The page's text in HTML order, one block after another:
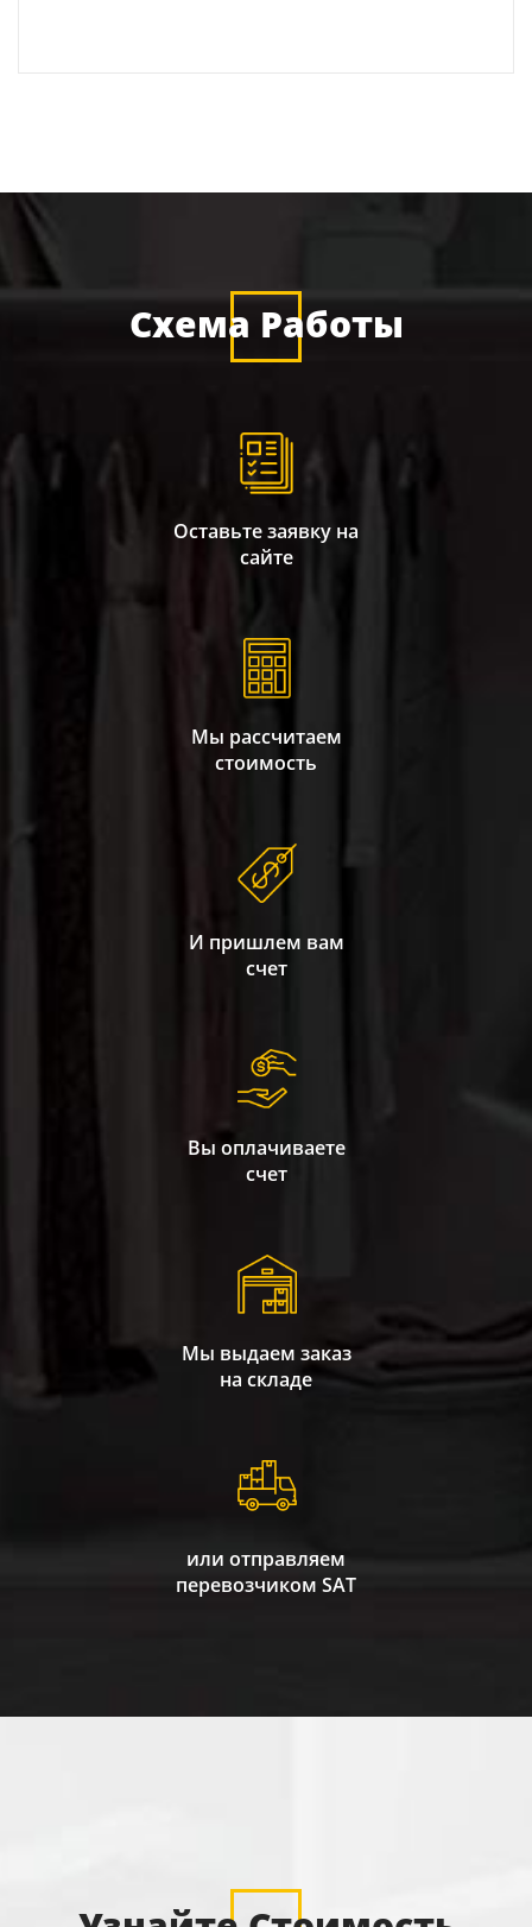
Схема Работы
Оставьте заявку на
сайте
Мы рассчитаем
стоимость
И пришлем вам
счет
Вы оплачиваете
счет
Мы выдаем заказ
на складе
или отправляем
перевозчиком SAT